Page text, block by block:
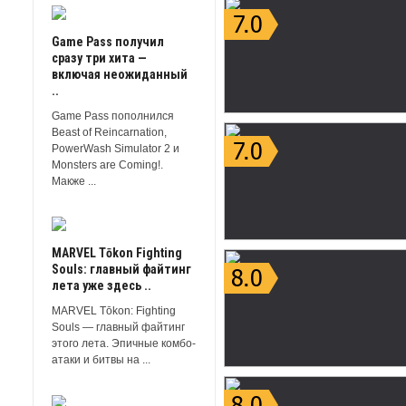
Game Pass получил
сразу три хита —
включая неожиданный
..
Game Pass пополнился
Beast of Reincarnation,
PowerWash Simulator 2 и
Monsters are Coming!.
Макже ...
MARVEL Tōkon Fighting
Souls: главный файтинг
лета уже здесь ..
MARVEL Tōkon: Fighting
Souls — главный файтинг
этого лета. Эпичные комбо-
атаки и битвы на ...